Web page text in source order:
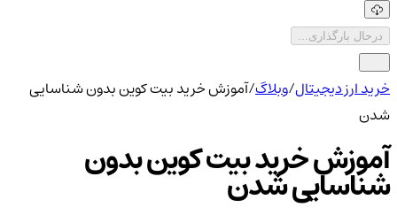
درحال بارگذاری...
خرید ارز دیجیتال/وبلاگ/آموزش خرید بیت کوین بدون شناسایی
شدن
آموزش خرید بیت کوین بدون
شناسایی شدن